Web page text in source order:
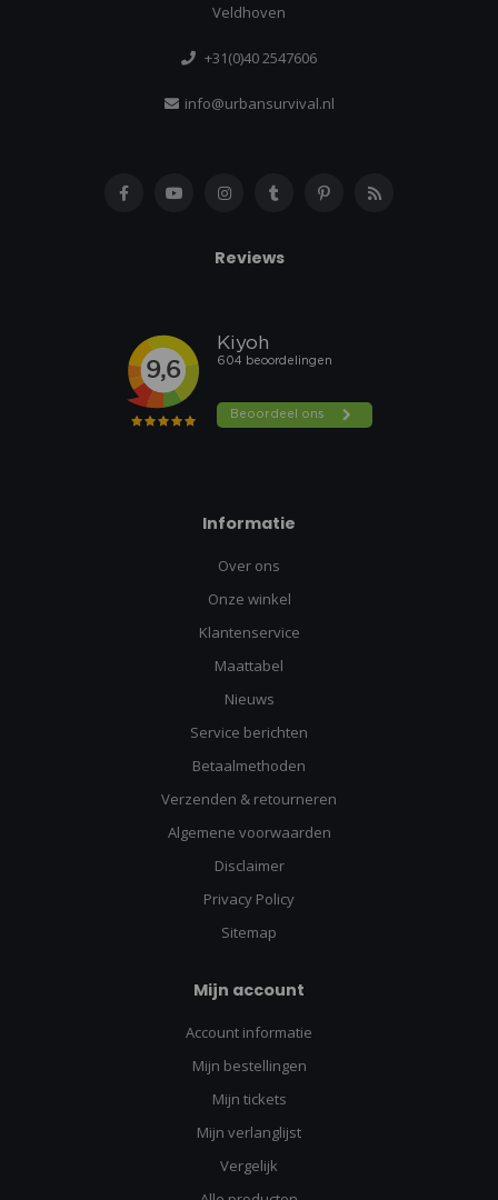
Veldhoven
+31(0)40 2547606
info@urbansurvival.nl
Reviews
Informatie
Over ons
Onze winkel
Klantenservice
Maattabel
Nieuws
Service berichten
Betaalmethoden
Verzenden & retourneren
Algemene voorwaarden
Disclaimer
Privacy Policy
Sitemap
Mijn account
Account informatie
Mijn bestellingen
Mijn tickets
Mijn verlanglijst
Vergelijk